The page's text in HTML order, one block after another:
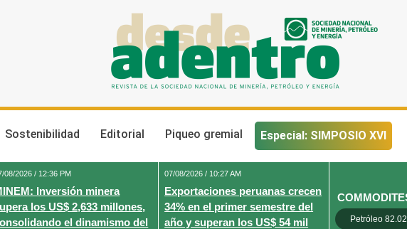
Sostenibilidad Editorial Piqueo gremial Especial: SIMPOSIO XVI
08/2026 / 12:36 PM
Inversión minera
los US$ 2,633 millones,
el dinamismo del
07/08/2026 / 10:27 AM
Exportaciones peruanas crecen
34% en el primer semestre del
año y superan los US$ 54 mil
Petróleo